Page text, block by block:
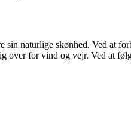
naturlige skønhed. Ved at
over for vind og vejr. Ved at